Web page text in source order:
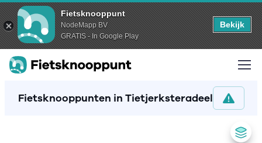
Fietsknooppunt
NodeMapp BV
GRATIS - In Google Play
Bekijk
Fietsknooppunten in Tietjerksteradeel